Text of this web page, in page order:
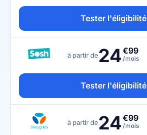
Tester l'éligibilité
à partir de 24€99
/mois
Tester l'éligibilité
à partir de 24€99
/mois